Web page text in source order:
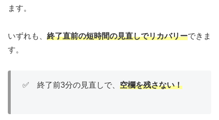
ます。
いずれも、 終了直前の短時間の見直しでリカバリーできま
す。
✅ 終了前3分の見直しで、 空欄を残さない！